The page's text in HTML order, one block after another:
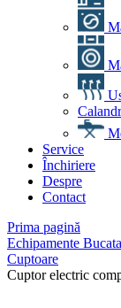
Service
Închiriere
Despre
Contact
Prima pagină
Echipamente
Cuptoare
Cuptor electric